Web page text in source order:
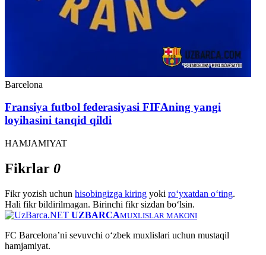
Barcelona
Fransiya futbol federasiyasi FIFAning yangi
loyihasini tanqid qildi
HAMJAMIYAT
Fikrlar 0
Fikr yozish uchun hisobingizga kiring yoki ro‘yxatdan o‘ting.
Hali fikr bildirilmagan. Birinchi fikr sizdan bo‘lsin.
UZBARCAMUXLISLAR MAKONI
FC Barcelona’ni sevuvchi o‘zbek muxlislari uchun mustaqil
hamjamiyat.